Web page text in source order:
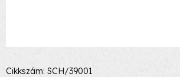
Cikkszám: SCH/39001